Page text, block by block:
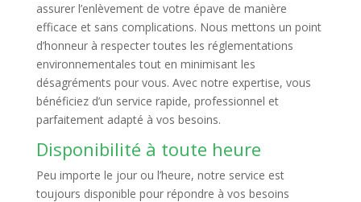
assurer l’enlèvement de votre épave de manière
efficace et sans complications. Nous mettons un point
d’honneur à respecter toutes les réglementations
environnementales tout en minimisant les
désagréments pour vous. Avec notre expertise, vous
bénéficiez d’un service rapide, professionnel et
parfaitement adapté à vos besoins.
Disponibilité à toute heure
Peu importe le jour ou l’heure, notre service est
toujours disponible pour répondre à vos besoins